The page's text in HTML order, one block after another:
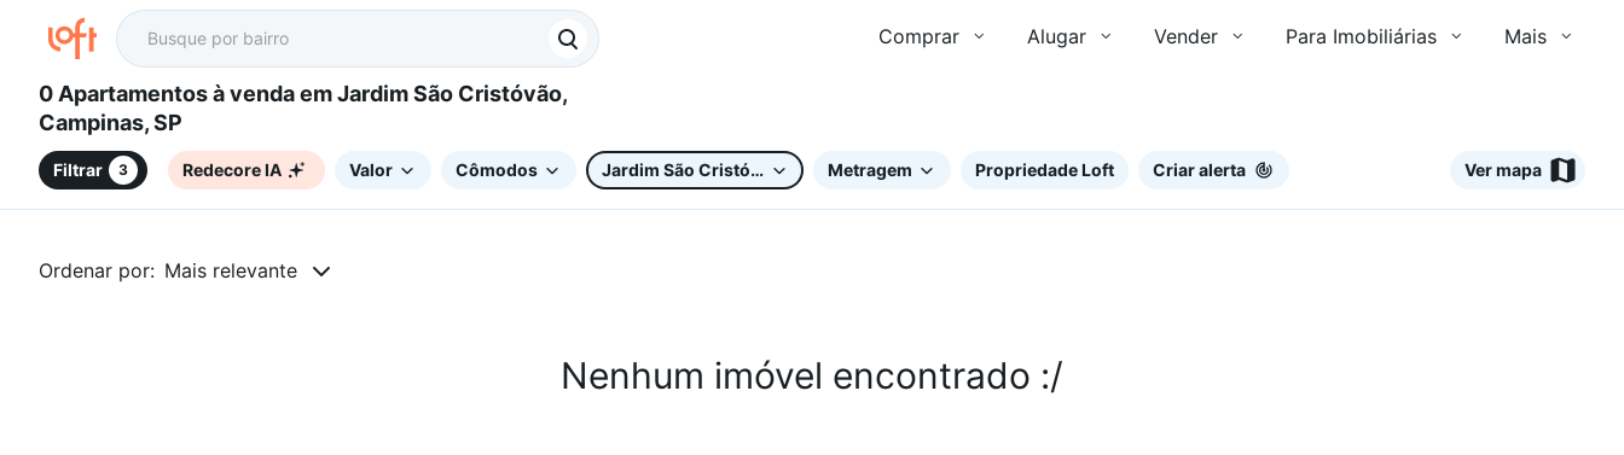
Comprar Alugar Vender Para Imobiliárias Mais
0 Apartamentos à venda em Jardim São Cristóvão,
Campinas, SP
Filtrar 3 Redecore IA Valor Cômodos Jardim São Cristóvão Metragem Propriedade Loft Criar alerta Ver mapa
Ordenar por: Mais relevante
Nenhum imóvel encontrado :/